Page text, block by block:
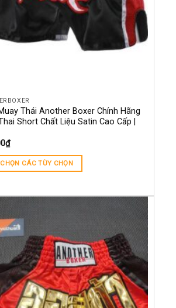
Thái Another Boxer Chính Hãng
Short Chất Liệu Satin Cao Cấp |
₫
CÁC TÙY CHỌN
Yêu
thích